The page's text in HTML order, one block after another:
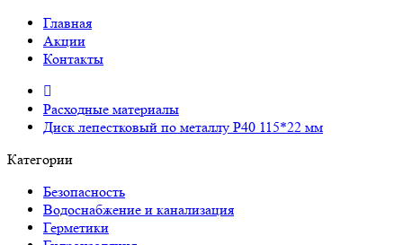
Главная
Акции
Контакты
Расходные материалы
Диск лепестковый по металлу Р40 115*22 мм
Категории
Безопасность
Водоснабжение и канализация
Герметики